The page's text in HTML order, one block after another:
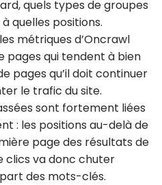
quels types de groupes
quelles positions.
métriques d’Oncrawl
pages qui tendent à bien
pages qu’il doit continuer
le trafic du site.
sont fortement liées
: les positions au-delà de
page des résultats de
clics va donc chuter
des mots-clés.